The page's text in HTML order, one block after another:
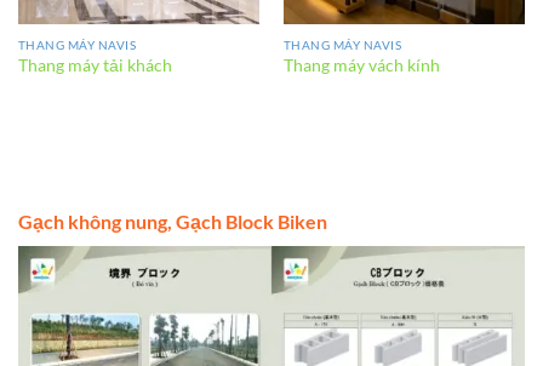
THANG MÁY NAVIS
Thang máy tải khách
THANG MÁY NAVIS
Thang máy vách kính
Gạch không nung, Gạch Block Biken